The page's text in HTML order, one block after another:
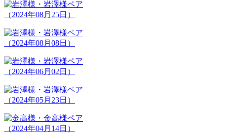
（2024年08月25日）
（2024年08月08日）
（2024年06月02日）
（2024年05月23日）
（2024年04月14日）